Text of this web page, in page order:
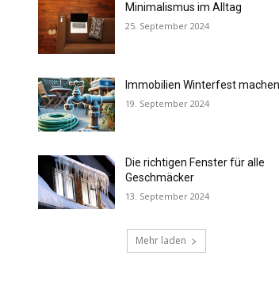
Minimalismus im Alltag
25. September 2024
Immobilien Winterfest machen
19. September 2024
Die richtigen Fenster für alle
Geschmäcker
13. September 2024
Mehr laden